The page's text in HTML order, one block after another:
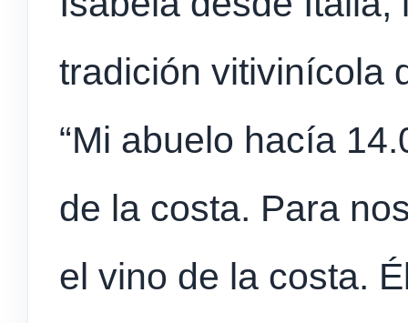
tradición vitivinícola
“Mi abuelo hacía
de la costa. Para
el vino de la costa.